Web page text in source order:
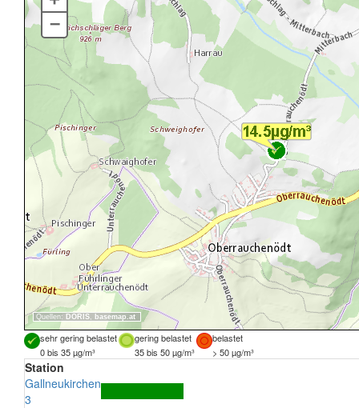
Quellen: DORIS, basemap.at
–
sehr gering belastet gering belastet
belastet
0 bis 35 µg/m³
35 bis 50 µg/m³ > 50 µg/m³
Station
Gallneukirchen
3